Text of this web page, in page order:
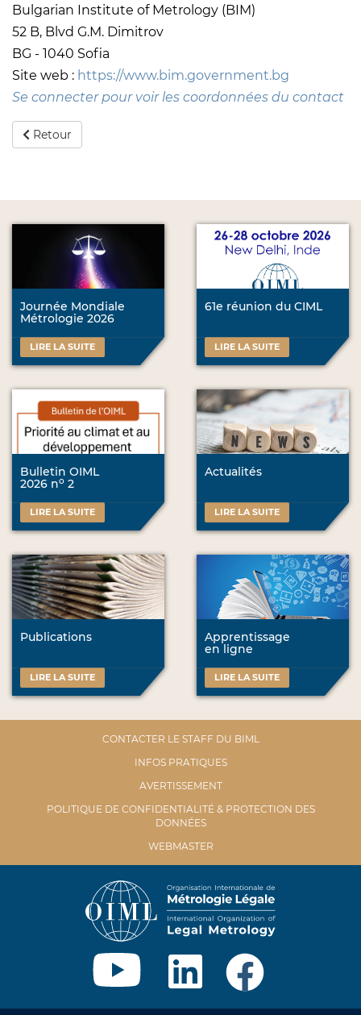
Bulgarian Institute of Metrology (BIM)
52 B, Blvd G.M. Dimitrov
BG - 1040 Sofia
Site web : https://www.bim.government.bg
Se connecter pour voir les coordonnées du contact
Retour
Journée Mondiale
Métrologie 2026
LIRE LA SUITE
61e réunion du CIML
LIRE LA SUITE
Bulletin OIML
2026 no 2
LIRE LA SUITE
Actualités
LIRE LA SUITE
Publications
LIRE LA SUITE
Apprentissage
en ligne
LIRE LA SUITE
CONTACTER LE STAFF DU BIML
INFOS PRATIQUES
AVERTISSEMENT
POLITIQUE DE CONFIDENTIALITÉ & PROTECTION DES
DONNÉES
WEBMASTER